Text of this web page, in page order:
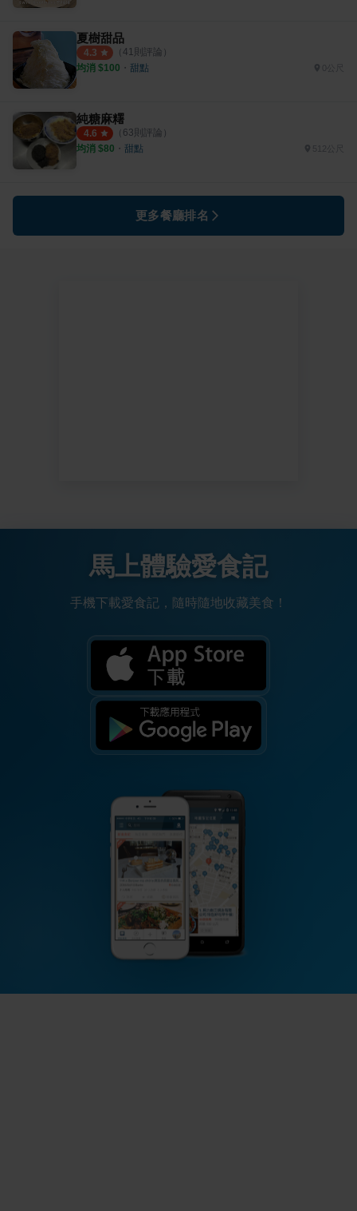
夏樹甜品
4.3 （ 41 則評論）
均消 $100 ・ 甜點
純糖麻糬
4.6 （ 63則評論）
均消 $80 ・ 甜點 512公尺
更多餐廳排名
馬上體驗愛食記
手機下載愛食記，隨時隨地收藏美食！